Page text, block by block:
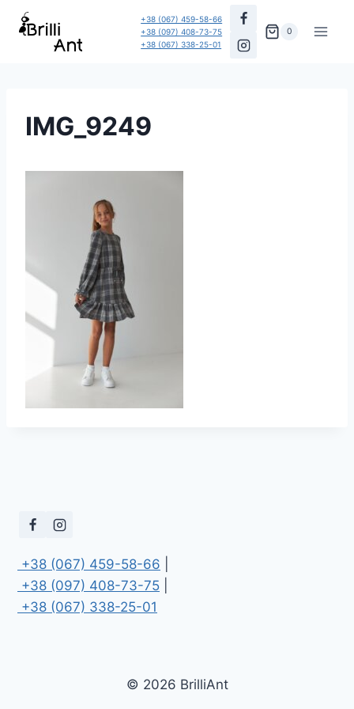
Перейти
+38 (067) 459-58-66
+38 (097) 408-73-75
+38 (067) 338-25-01
0
IMG_9249
+38 (067) 459-58-66
+38 (097) 408-73-75
+38 (067) 338-25-01
© 2026 BrilliAnt